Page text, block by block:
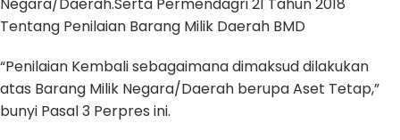
Negara/Daerah.Serta Permendagri 21 Tahun 2018
Tentang Penilaian Barang Milik Daerah BMD
“Penilaian Kembali sebagaimana dimaksud dilakukan
atas Barang Milik Negara/Daerah berupa Aset Tetap,”
bunyi Pasal 3 Perpres ini.